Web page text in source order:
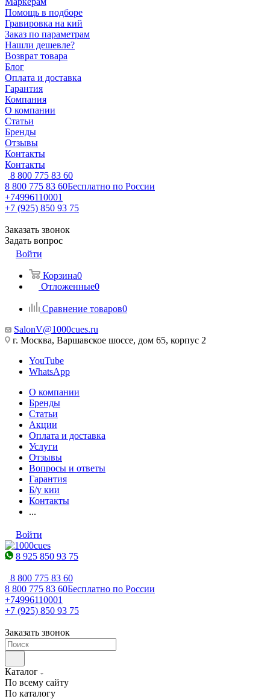
Помощь в подборе
Гравировка на кий
Заказ по параметрам
Нашли дешевле?
Возврат товара
Блог
Оплата и доставка
Гарантия
Компания
О компании
Статьи
Бренды
Отзывы
Контакты
Контакты
8 800 775 83 60
8 800 775 83 60Бесплатно по России
+74996110001
+7 (925) 850 93 75
Заказать звонок
Задать вопрос
Войти
Корзина0
Отложенные0
Сравнение товаров0
SalonV@1000cues.ru
г. Москва, Варшавское шоссе, дом 65, корпус 2
YouTube
WhatsApp
О компании
Бренды
Статьи
Акции
Оплата и доставка
Услуги
Отзывы
Вопросы и ответы
Гарантия
Б/у кии
Контакты
...
Войти
8 925 850 93 75
8 800 775 83 60
8 800 775 83 60Бесплатно по России
+74996110001
+7 (925) 850 93 75
Заказать звонок
Каталог
По всему сайту
По каталогу